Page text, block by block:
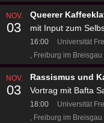
NOV.
03
Queerer
mit Input zum
16:00 Universität
Freiburg im Breisgau
NOV.
03
Rassismus und
Vortrag mit Bafta
18:00 Universität
Freiburg im Breisgau